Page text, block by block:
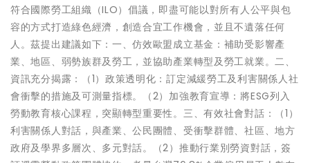
符合國際勞工組織（ILO）倡議，即盡可能以對所有人公平與包
容的方式打造綠色經濟，創造合宜工作機會，並且不遺落任何
人。茲提出建議如下：一、仿效歐盟成立基金：補助受影響產
業、地區、弱勢族群及勞工，並協助產業轉型及勞工就業。二、
資訊充分揭露：（1）政策透明化：訂定減緩勞工及利害關係人社
會衝擊的措施及可測量指標。（2）加強教育宣導：將ESG列入
勞動教育核心課程，突顯轉型重要性。三、有效社會對話：（1）
利害關係人對話，與產業、公民團體、受衝擊群體、社區、地方
政府及學界多層次、多元對話。（2）推動行業別勞資對話，簽